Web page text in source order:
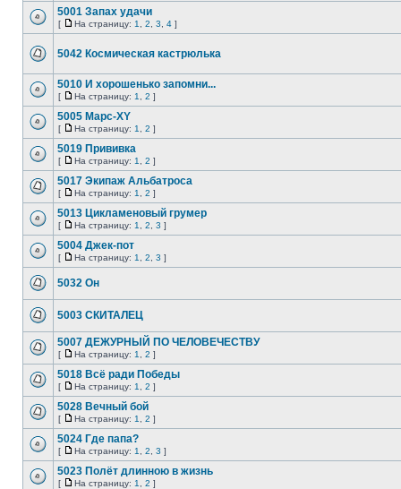
5001 Запах удачи
[ На страницу: 1 2 3 4 ]
5042 Космическая кастрюлька
5010 И хорошенько запомни...
[ На страницу: 1 2 ]
5005 Марс-XY
[ На страницу: 1 2 ]
5019 Прививка
[ На страницу: 1 2 ]
5017 Экипаж Альбатроса
[ На страницу: 1 2 ]
5013 Цикламеновый грумер
[ На страницу: 1 2 3 ]
5004 Джек-пот
[ На страницу: 1 2 3 ]
5032 Он
5003 СКИТАЛЕЦ
5007 ДЕЖУРНЫЙ ПО ЧЕЛОВЕЧЕСТВУ
[ На страницу: 1 2 ]
5018 Всё ради Победы
[ На страницу: 1 2 ]
5028 Вечный бой
[ На страницу: 1 2 ]
5024 Где папа?
[ На страницу: 1 2 3 ]
5023 Полёт длинною в жизнь
[ На страницу: 1 2 ]